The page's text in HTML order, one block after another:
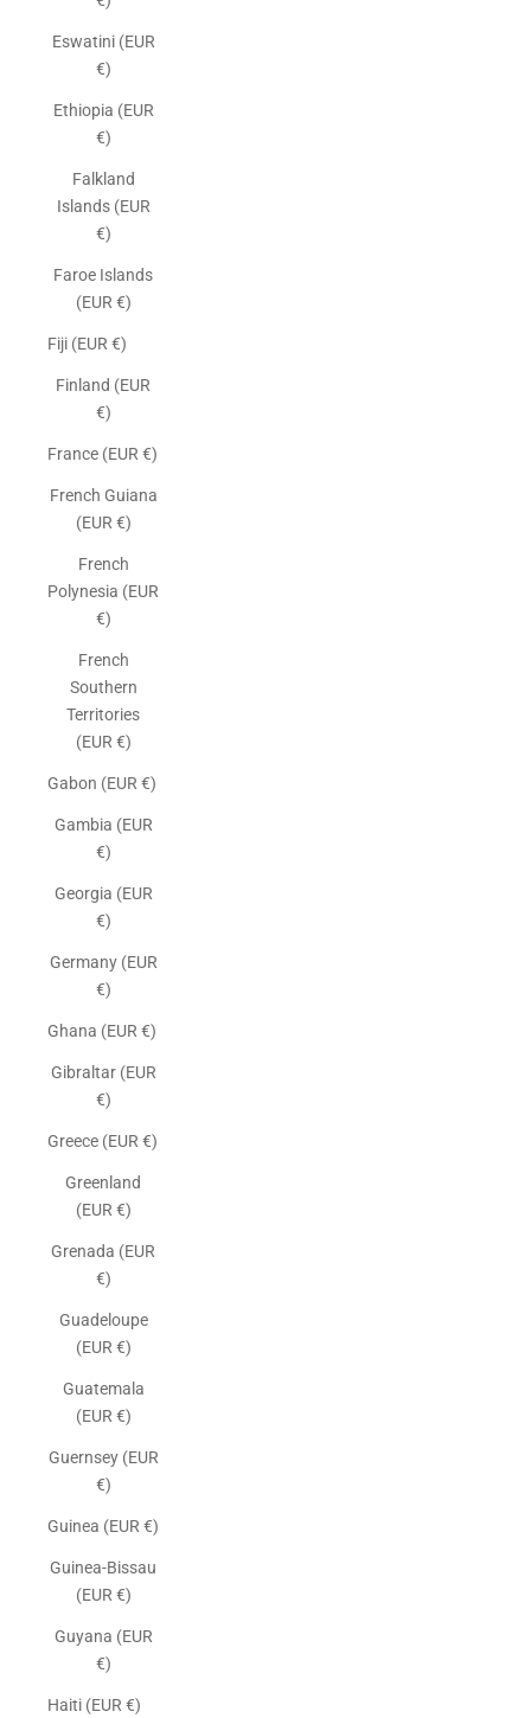
Eswatini (EUR
€)
Ethiopia (EUR
€)
Falkland
Islands (EUR
€)
Faroe Islands
(EUR €)
Fiji (EUR €)
Finland (EUR
€)
France (EUR €)
French Guiana
(EUR €)
French
Polynesia (EUR
€)
French
Southern
Territories
(EUR €)
Gabon (EUR €)
Gambia (EUR
€)
Georgia (EUR
€)
Germany (EUR
€)
Ghana (EUR €)
Gibraltar (EUR
€)
Greece (EUR €)
Greenland
(EUR €)
Grenada (EUR
€)
Guadeloupe
(EUR €)
Guatemala
(EUR €)
Guernsey (EUR
€)
Guinea (EUR €)
Guinea-Bissau
(EUR €)
Guyana (EUR
€)
Haiti (EUR €)